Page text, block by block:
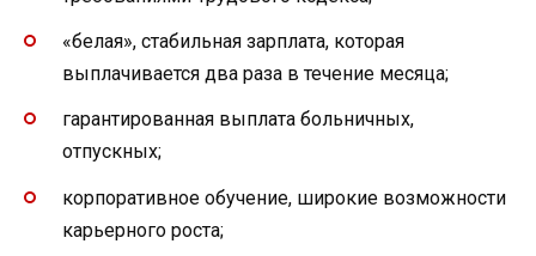
«белая», стабильная зарплата, которая
выплачивается два раза в течение месяца;
гарантированная выплата больничных,
отпускных;
корпоративное обучение, широкие возможности
карьерного роста;